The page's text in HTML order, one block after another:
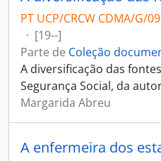
PT UCP/CRCW CDMA/G/
· [19--]
Parte de Coleção
A diversificação das
Segurança Social, da
Margarida Abreu